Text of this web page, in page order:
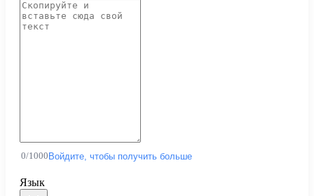
0/1000 Войдите, чтобы получить больше
Язык